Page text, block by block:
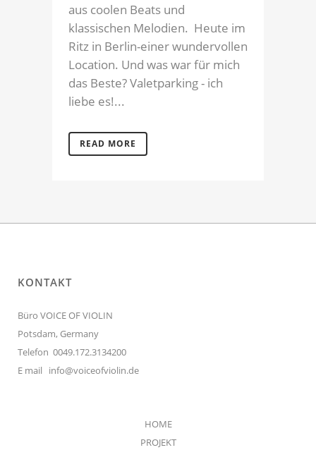
aus coolen Beats und
klassischen Melodien. Heute im
Ritz in Berlin-einer wundervollen
Location. Und was war für mich
das Beste? Valetparking - ich
liebe es!...
READ MORE
KONTAKT
Büro VOICE OF VIOLIN
Potsdam, Germany
Telefon 0049.172.3134200
E mail info@voiceofviolin.de
HOME
PROJEKT